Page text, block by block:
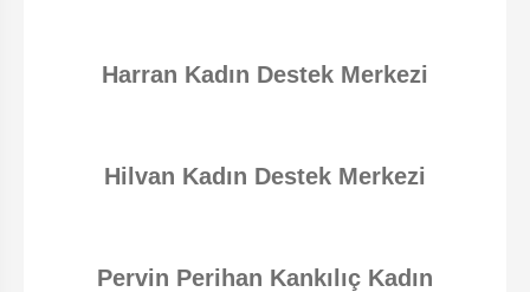
Harran Kadın Destek Merkezi
Hilvan Kadın Destek Merkezi
Pervin Perihan Kankılıç Kadın